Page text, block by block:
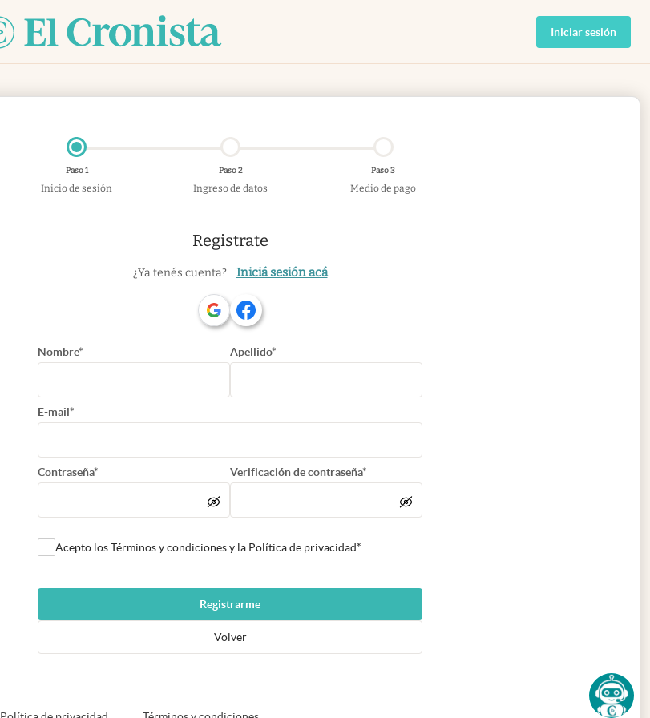
Iniciar sesión
Paso 1
Inicio de sesión
Paso 2
Ingreso de datos
Paso 3
Medio de pago
Registrate
¿Ya tenés cuenta? Iniciá sesión acá
Nombre* Apellido*
E-mail*
Contraseña* Verificación de contraseña*
Acepto los Términos y condiciones y la Política de privacidad*
Registrarme
Volver